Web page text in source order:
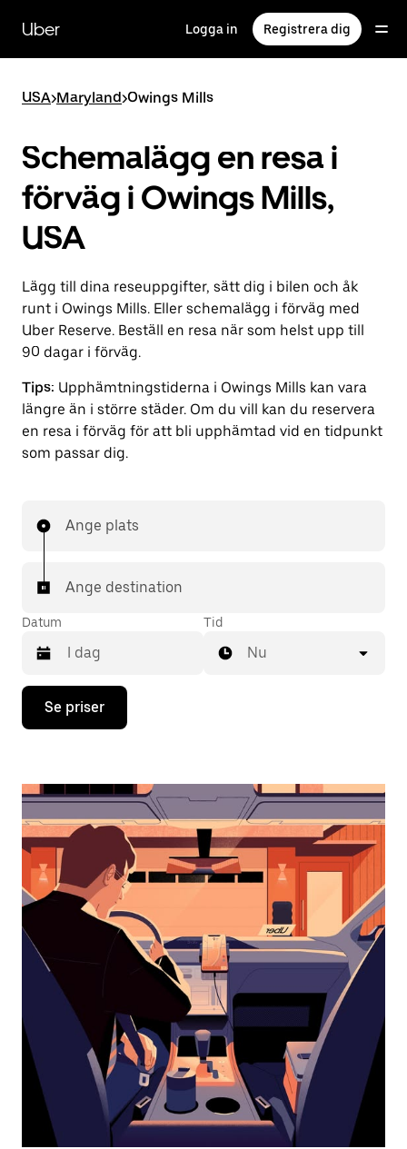
huvudinnehållet
Uber Logga in Registrera dig
USA>Maryland>Owings Mills
Schemalägg en resa i
förväg i Owings Mills,
USA
Lägg till dina reseuppgifter, sätt dig i bilen och åk
runt i Owings Mills. Eller schemalägg i förväg med
Uber Reserve. Beställ en resa när som helst upp till
90 dagar i förväg.
Tips: Upphämtningstiderna i Owings Mills kan vara
längre än i större städer. Om du vill kan du reservera
en resa i förväg för att bli upphämtad vid en tidpunkt
som passar dig.
Ange plats
Ange destination
Datum
Tryck
nedåtpilen
kalendern
välja
ett
datum.
Tryck
på
ESC-
knappen
för
stänga
kalendern.
Tid
Nu
Se priser